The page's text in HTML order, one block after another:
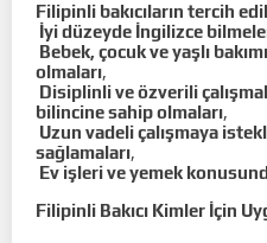
Filipinli bakıcıların tercih
İyi düzeyde İngilizce
Bebek, çocuk ve yaşlı
olmaları,
Disiplinli ve özverili
bilincine sahip olmaları,
Uzun vadeli çalışmaya
sağlamaları,
Ev işleri ve yemek
Filipinli Bakıcı Kimler İçin